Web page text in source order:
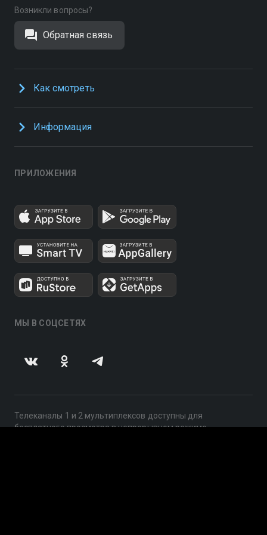
Возникли вопросы?
Обратная связь
Как смотреть
Информация
ПРИЛОЖЕНИЯ
МЫ В СОЦСЕТЯХ
Телеканалы 1 и 2 мультиплексов доступны для
бесплатного просмотра в непрерывном режиме,